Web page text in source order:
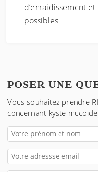
d’enraidissement et
possibles.
POSER UNE
Vous souhaitez prendre
concernant kyste